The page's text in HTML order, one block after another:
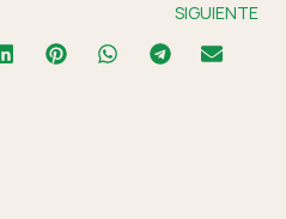
SIGUIENTE